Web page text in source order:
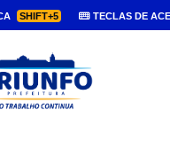
SHIFT+5 TECLAS DE